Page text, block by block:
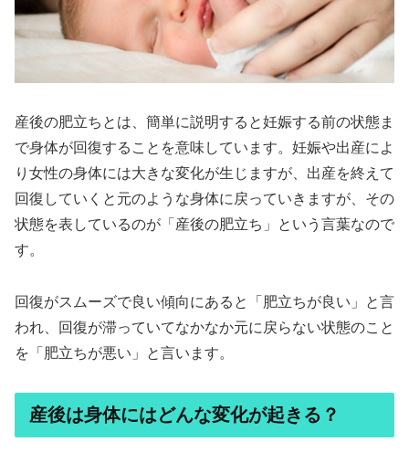
産後の肥立ちとは、簡単に説明すると妊娠する前の状態ま
で身体が回復することを意味しています。妊娠や出産によ
り女性の身体には大きな変化が生じますが、出産を終えて
回復していくと元のような身体に戻っていきますが、その
状態を表しているのが「産後の肥立ち」という言葉なので
す。
回復がスムーズで良い傾向にあると「肥立ちが良い」と言
われ、回復が滞っていてなかなか元に戻らない状態のこと
を「肥立ちが悪い」と言います。
産後は身体にはどんな変化が起きる？